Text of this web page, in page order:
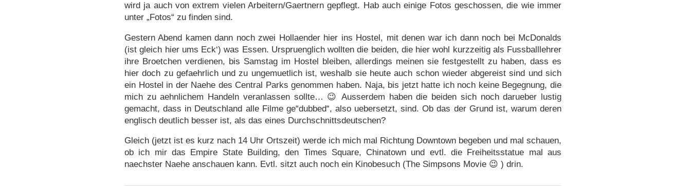
wird ja auch von extrem vielen Arbeitern/Gaertnern gepflegt. Hab auch einige Fotos geschossen, die wie immer
unter „Fotos“ zu finden sind.
Gestern Abend kamen dann noch zwei Hollaender hier ins Hostel, mit denen war ich dann noch bei McDonalds
(ist gleich hier ums Eck‘) was Essen. Urspruenglich wollten die beiden, die hier wohl kurzzeitig als Fussballlehrer
ihre Broetchen verdienen, bis Samstag im Hostel bleiben, allerdings meinen sie festgestellt zu haben, dass es
hier doch zu gefaehrlich und zu ungemuetlich ist, weshalb sie heute auch schon wieder abgereist sind und sich
ein Hostel in der Naehe des Central Parks genommen haben. Naja, bis jetzt hatte ich noch keine Begegnung, die
mich zu aehnlichem Handeln veranlassen sollte… 😉 Ausserdem haben die beiden sich noch darueber lustig
gemacht, dass in Deutschland alle Filme ge“dubbed“, also uebersetzt, sind. Ob das der Grund ist, warum deren
englisch deutlich besser ist, als das eines Durchschnittsdeutschen?
Gleich (jetzt ist es kurz nach 14 Uhr Ortszeit) werde ich mich mal Richtung Downtown begeben und mal schauen,
ob ich mir das Empire State Building, den Times Square, Chinatown und evtl. die Freiheitsstatue mal aus
naechster Naehe anschauen kann. Evtl. sitzt auch noch ein Kinobesuch (The Simpsons Movie 😉 ) drin.